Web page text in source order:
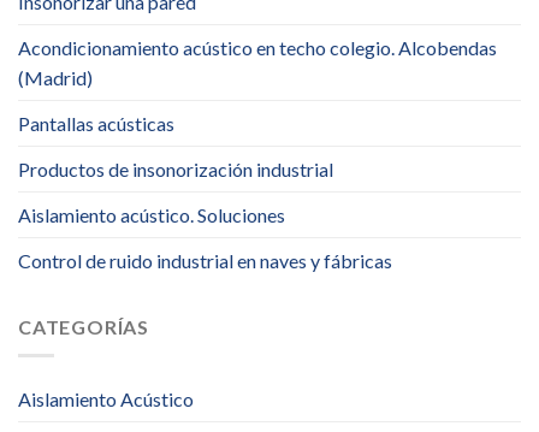
Acondicionamiento acústico en techo colegio. Alcobendas
(Madrid)
Pantallas acústicas
Productos de insonorización industrial
Aislamiento acústico. Soluciones
Control de ruido industrial en naves y fábricas
CATEGORÍAS
Aislamiento Acústico